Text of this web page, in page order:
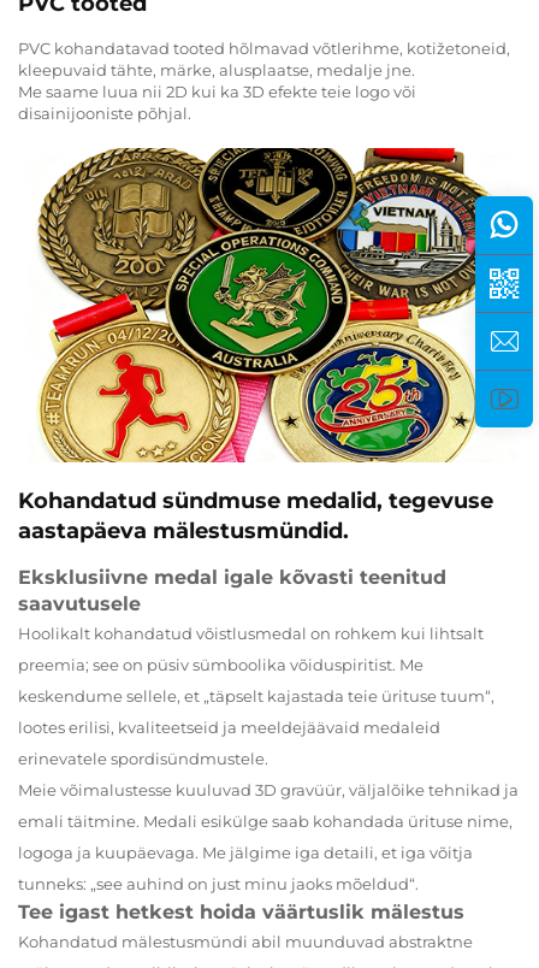
PVC kohandatavad tooted hõlmavad võtlerihme, kotižetoneid,
kleepuvaid tähte, märke, alusplaatse, medalje jne.
Me saame luua nii 2D kui ka 3D efekte teie logo või
disainijooniste põhjal.
Kohandatud sündmuse medalid, tegevuse
aastapäeva mälestusmündid.
Eksklusiivne medal igale kõvasti teenitud
saavutusele
Hoolikalt kohandatud võistlusmedal on rohkem kui lihtsalt
preemia; see on püsiv sümboolika võiduspiritist. Me
keskendume sellele, et „täpselt kajastada teie ürituse tuum“,
lootes erilisi, kvaliteetseid ja meeldejäävaid medaleid
erinevatele spordisündmustele.
Meie võimalustesse kuuluvad 3D gravüür, väljalõike tehnikad ja
emali täitmine. Medali esikülge saab kohandada ürituse nime,
logoga ja kuupäevaga. Me jälgime iga detaili, et iga võitja
tunneks: „see auhind on just minu jaoks mõeldud“.
Tee igast hetkest hoida väärtuslik mälestus
Kohandatud mälestusmündi abil muunduvad abstraktne